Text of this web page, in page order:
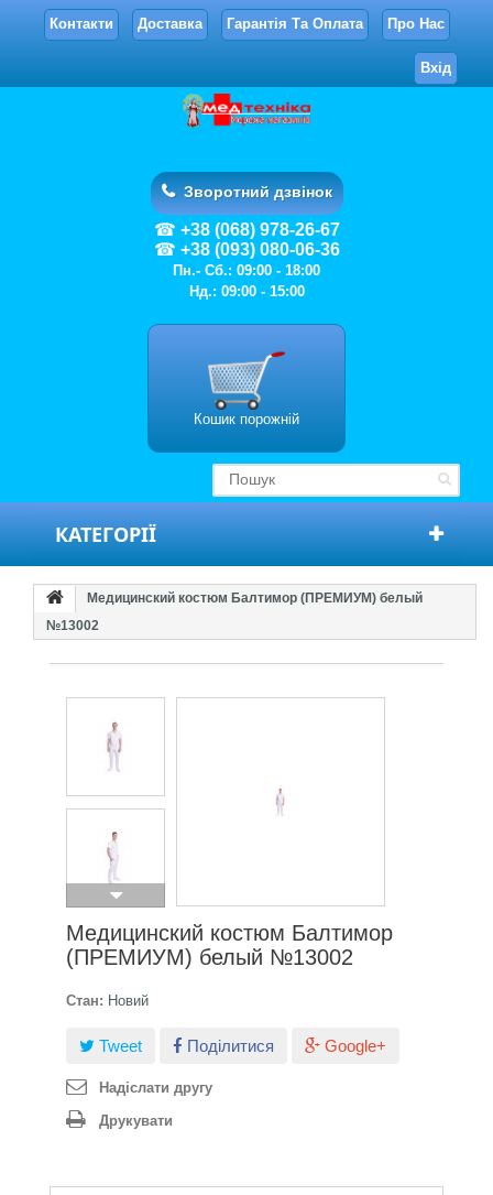
Контакти Доставка Гарантія Та Оплата Про Нас
Вхід
Зворотний дзвінок
+38 (068) 978-26-67
+38 (093) 080-06-36
Пн.- Сб.: 09:00 - 18:00
Нд.: 09:00 - 15:00
Кошик порожній
КАТЕГОРІЇ
Медицинский костюм Балтимор (ПРЕМИУМ) белый
№13002
Медицинский костюм Балтимор
(ПРЕМИУМ) белый №13002
Стан: Новий
Tweet Поділитися Google+
Надіслати другу
Друкувати